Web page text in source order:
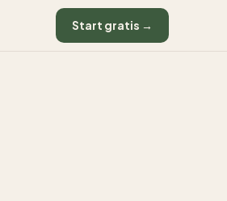
Start gratis →